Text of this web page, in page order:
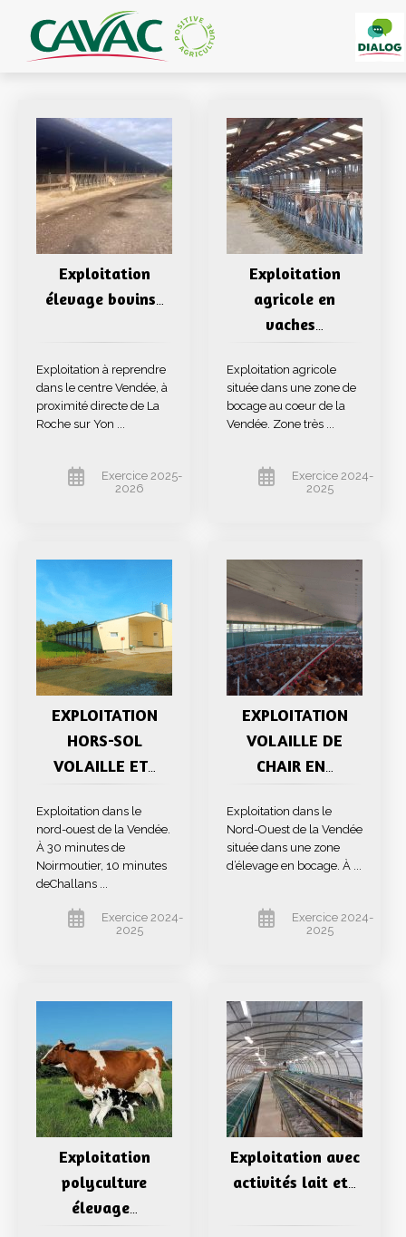
Exploitation
élevage bovins
Exploitation à reprendre
dans le centre Vendée, à
proximité directe de La
Roche sur Yon ...
Exercice 2025-
2026
Exploitation
agricole en
vaches
Exploitation agricole
située dans une zone de
bocage au coeur de la
Vendée. Zone très ...
Exercice 2024-
2025
EXPLOITATION
HORS-SOL
VOLAILLE ET
Exploitation dans le
nord-ouest de la Vendée.
À 30 minutes de
Noirmoutier, 10 minutes
deChallans ...
Exercice 2024-
2025
EXPLOITATION
VOLAILLE DE
CHAIR EN
Exploitation dans le
Nord-Ouest de la Vendée
située dans une zone
d’élevage en bocage. À ...
Exercice 2024-
2025
Exploitation
polyculture
élevage…
Exploitation avec
activités lait et
Panneau de gestion des cookies